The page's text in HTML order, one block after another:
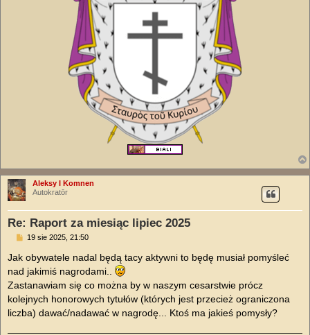
Aleksy I Komnen
Autokratōr
Re: Raport za miesiąc lipiec 2025
P
s
19 sie 2025, 21:50
Jak obywatele nadal będą tacy aktywni to będę musiał pomyśleć
nad jakimiś nagrodami..
Zastanawiam się co można by w naszym cesarstwie prócz
kolejnych honorowych tytułów (których jest przecież ograniczona
liczba) dawać/nadawać w nagrodę... Ktoś ma jakieś pomysły?